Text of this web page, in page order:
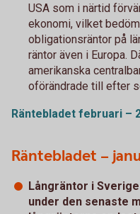
USA som i närtid
ekonomi, vilket
obligationsräntor på
räntor även i Europa.
amerikanska
oförändrade till efter
Räntebladet februari –
Räntebladet –
Långräntor i
under den senaste